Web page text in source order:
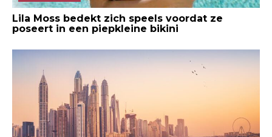
Lila Moss bedekt zich speels voordat ze
poseert in een piepkleine bikini